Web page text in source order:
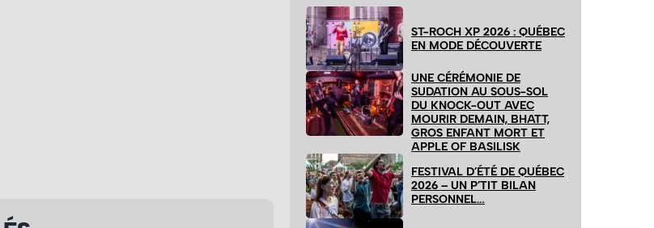
ST-ROCH XP 2026 : QUÉBEC
EN MODE DÉCOUVERTE
UNE CÉRÉMONIE DE
SUDATION AU SOUS-SOL
DU KNOCK-OUT AVEC
MOURIR DEMAIN, BHATT,
GROS ENFANT MORT ET
APPLE OF BASILISK
FESTIVAL D’ÉTÉ DE QUÉBEC
2026 – UN P’TIT BILAN
PERSONNEL…